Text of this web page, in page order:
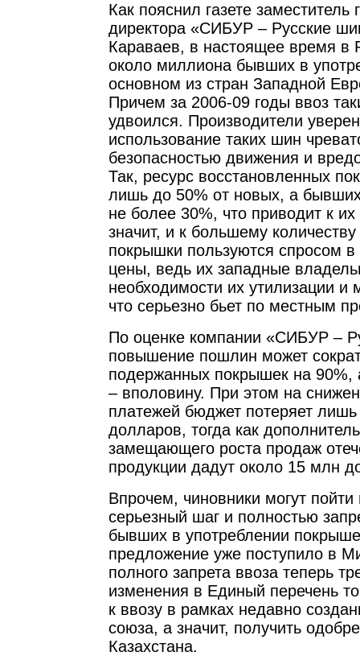
Как пояснил газете заместитель
директора «СИБУР – Русские
Караваев, в настоящее время в
около миллиона бывших в
основном из стран Западной
Причем за 2006-09 годы ввоз
удвоился. Производители
использование таких шин
безопасностью движения и
Так, ресурс восстановленных
лишь до 50% от новых, а
не более 30%, что приводит к
значит, и к большему
покрышки пользуются спросом в
цены, ведь их западные
необходимости их утилизации и
что серьезно бьет по местным
По оценке компании «СИБУР –
повышение пошлин может
подержанных покрышек на 90%,
– вполовину. При этом на
платежей бюджет потеряет
долларов, тогда как
замещающего роста продаж
продукции дадут около 15 млн
Впрочем, чиновники могут
серьезный шаг и полностью
бывших в употреблении
предложение уже поступило в
полного запрета ввоза теперь
изменения в Единый перечень
к ввозу в рамках недавно
союза, а значит, получить
Казахстана.